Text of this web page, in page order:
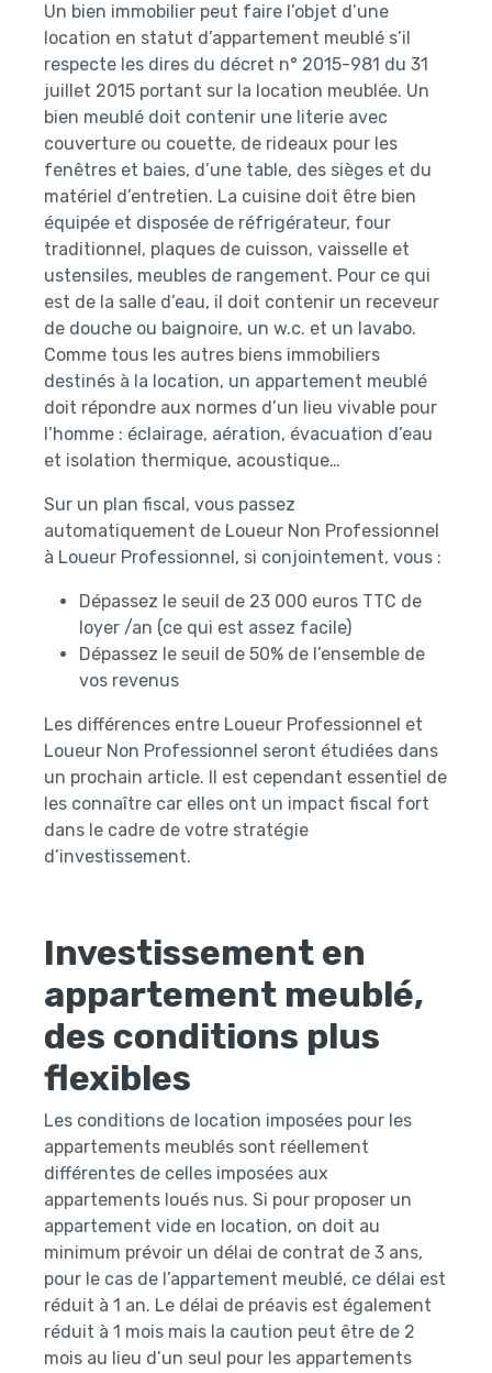
Un bien immobilier peut faire l’objet d’une
location en statut d’appartement meublé s’il
respecte les dires du décret n° 2015-981 du 31
juillet 2015 portant sur la location meublée. Un
bien meublé doit contenir une literie avec
couverture ou couette, de rideaux pour les
fenêtres et baies, d’une table, des sièges et du
matériel d’entretien. La cuisine doit être bien
équipée et disposée de réfrigérateur, four
traditionnel, plaques de cuisson, vaisselle et
ustensiles, meubles de rangement. Pour ce qui
est de la salle d’eau, il doit contenir un receveur
de douche ou baignoire, un w.c. et un lavabo.
Comme tous les autres biens immobiliers
destinés à la location, un appartement meublé
doit répondre aux normes d’un lieu vivable pour
l’homme : éclairage, aération, évacuation d’eau
et isolation thermique, acoustique…
Sur un plan fiscal, vous passez
automatiquement de Loueur Non Professionnel
à Loueur Professionnel, si conjointement, vous :
Dépassez le seuil de 23 000 euros TTC de
loyer /an (ce qui est assez facile)
Dépassez le seuil de 50% de l’ensemble de
vos revenus
Les différences entre Loueur Professionnel et
Loueur Non Professionnel seront étudiées dans
un prochain article. Il est cependant essentiel de
les connaître car elles ont un impact fiscal fort
dans le cadre de votre stratégie
d’investissement.
Investissement en
appartement meublé,
des conditions plus
flexibles
Les conditions de location imposées pour les
appartements meublés sont réellement
différentes de celles imposées aux
appartements loués nus. Si pour proposer un
appartement vide en location, on doit au
minimum prévoir un délai de contrat de 3 ans,
pour le cas de l’appartement meublé, ce délai est
réduit à 1 an. Le délai de préavis est également
réduit à 1 mois mais la caution peut être de 2
mois au lieu d’un seul pour les appartements